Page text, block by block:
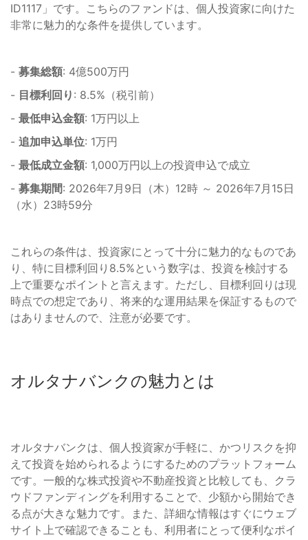
ID1117」です。こちらのファンドは、個人投資家に向けた
非常に魅力的な条件を提供しています。
- 募集総額: 4億500万円
- 目標利回り : 8.5%（税引前）
- 最低申込金額: 1万円以上
- 追加申込単位: 1万円
- 最低成立金額: 1,000万円以上の投資申込で成立
- 募集期間: 2026年7月9日（木）12時 ～ 2026年7月15日
（水）23時59分
これらの条件は、投資家にとって十分に魅力的なものであ
り、特に目標利回り8.5%という数字は、投資を検討する
上で重要なポイントと言えます。ただし、目標利回りは現
時点での想定であり、将来的な運用結果を保証するもので
はありませんので、注意が必要です。
オルタナバンクの魅力とは
オルタナバンクは、個人投資家が手軽に、かつリスクを抑
えて投資を始められるようにするためのプラットフォーム
です。一般的な株式投資や不動産投資と比較しても、クラ
ウドファンディングを利用することで、少額から開始でき
る点が大きな魅力です。また、詳細な情報はすぐにウェブ
サイト上で確認できることも、利用者にとって便利なポイ